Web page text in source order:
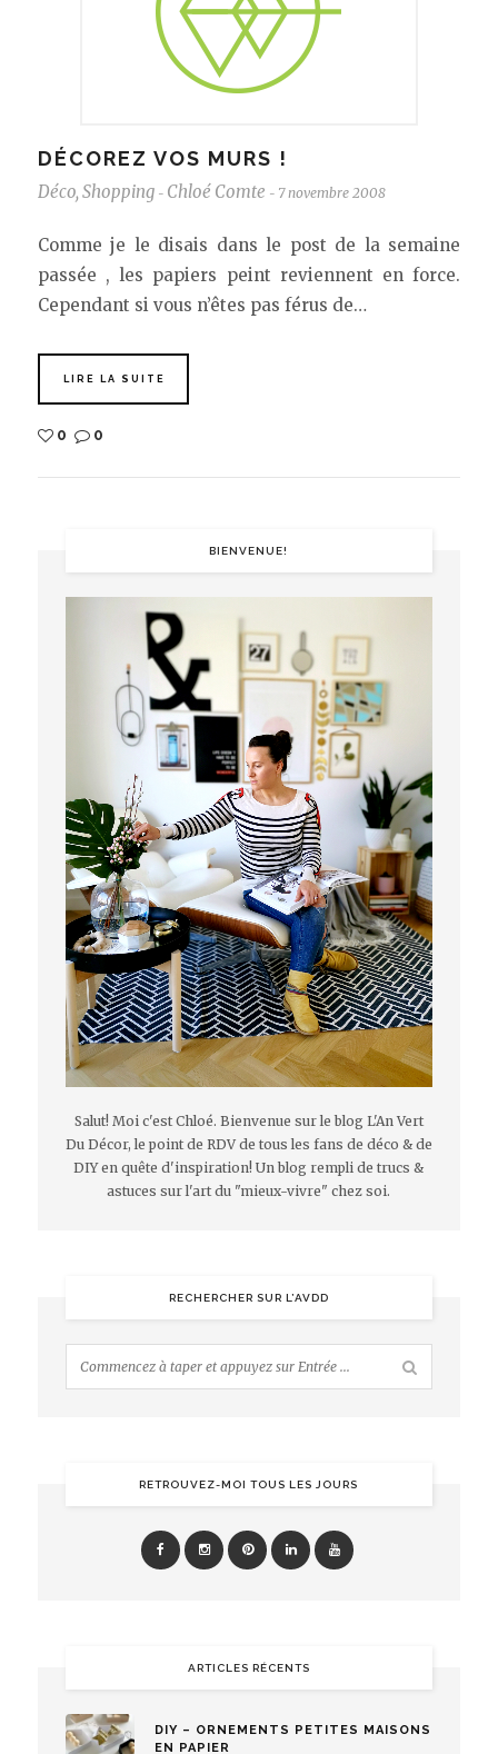
DÉCOREZ VOS MURS !
Déco, Shopping - Chloé Comte - 7 novembre 2008
Comme je le disais dans le post de la semaine
passée , les papiers peint reviennent en force.
Cependant si vous n’êtes pas férus de…
LIRE LA SUITE
0 0
BIENVENUE!
Salut! Moi c'est Chloé. Bienvenue sur le blog L'An Vert
Du Décor, le point de RDV de tous les fans de déco & de
DIY en quête d'inspiration! Un blog rempli de trucs &
astuces sur l'art du "mieux-vivre" chez soi.
RECHERCHER SUR L’AVDD
RETROUVEZ-MOI TOUS LES JOURS
ARTICLES RÉCENTS
DIY – ORNEMENTS PETITES MAISONS
EN PAPIER